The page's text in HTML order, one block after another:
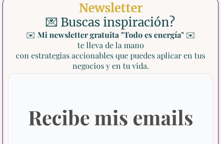
Newsletter
💌 Buscas inspiración?
✉️ Mi newsletter gratuita "Todo es energía"✉️
te lleva de la mano
con estrategias accionables que puedes aplicar en tus
negocios y en tu vida.
Recibe mis emails